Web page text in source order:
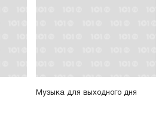
Музыка для выходного дня